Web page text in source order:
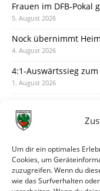
Um dir ein optimales
Cookies, um
zuzugreifen. Wenn du
wie das Surfverhalten
Frauen im DFB-Pokal
5. August 2026
Nock übernimmt
4. August 2026
4:1-Auswärtssieg
1. August 2026
31. Juli 2026
30. Juli 2026
Deine Spielminute:
28. Juli 2026